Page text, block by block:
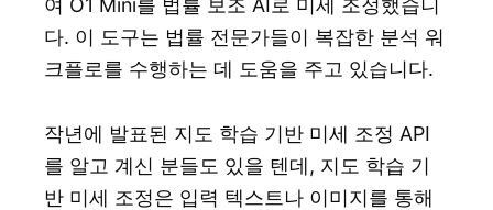
여 O1 Mini를 법률 보조 AI로 미세 조정했습니
다. 이 도구는 법률 전문가들이 복잡한 분석 워
크플로를 수행하는 데 도움을 주고 있습니다.
작년에 발표된 지도 학습 기반 미세 조정 API
를 알고 계신 분들도 있을 텐데, 지도 학습 기
반 미세 조정은 입력 텍스트나 이미지를 통해